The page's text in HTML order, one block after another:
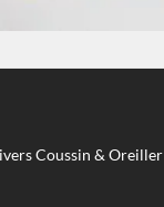
Coussin & Oreiller